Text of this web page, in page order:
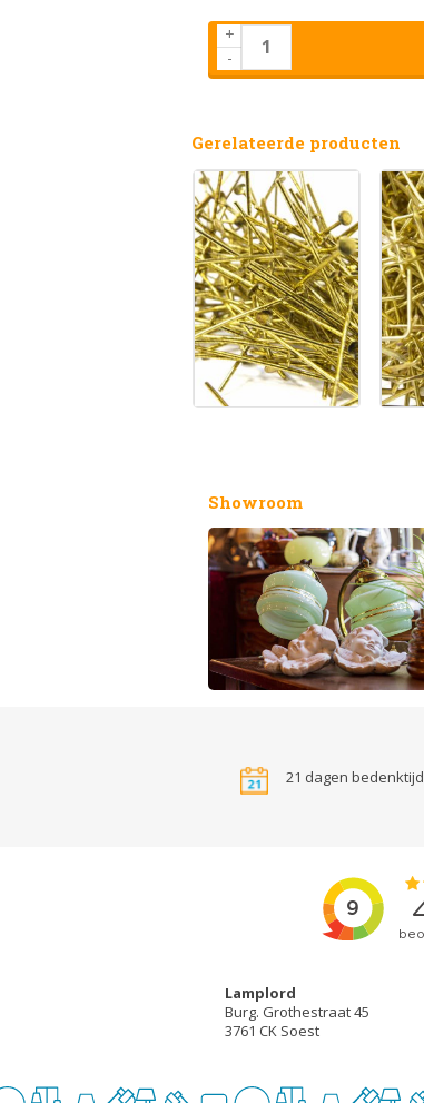
+
-
Gerelateerde producten
Showroom
21 dagen bedenktijd
Lamplord
Burg. Grothestraat 45
3761 CK Soest